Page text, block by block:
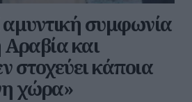
συμφωνία
και
στοχεύει κάποια
χώρα»